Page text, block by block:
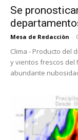
Se
Mesa de Redacciòn -
Clima - Producto del
y vientos frescos del
abundante